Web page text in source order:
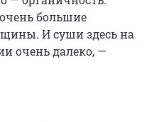
большие
И суши здесь на
очень далеко, —